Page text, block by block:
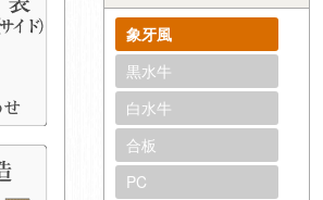
象牙風
黒水牛
白水牛
合板
PC